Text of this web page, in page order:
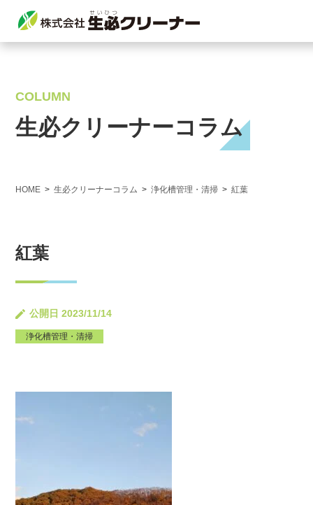
COLUMN
生必クリーナーコラム
HOME 生必クリーナーコラム 浄化槽管理・清掃 紅葉
紅葉
公開日 2023/11/14
浄化槽管理・清掃